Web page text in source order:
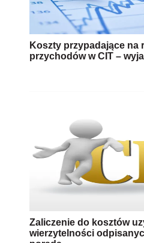
Koszty przypadające na
przychodów w CIT –
Zaliczenie do kosztów
wierzytelności